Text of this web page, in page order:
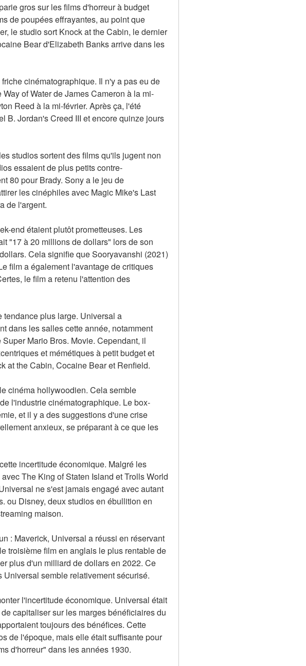
gros sur les films d'horreur à budget
de poupées effrayantes, au point que
le studio sort Knock at the Cabin, le dernier
Bear d'Elizabeth Banks arrive dans les
cinématographique. Il n'y a pas eu de
of Water de James Cameron à la mi-
Reed à la mi-février. Après ça, l'été
B. Jordan's Creed III et encore quinze jours
studios sortent des films qu'ils jugent non
essaient de plus petits contre-
80 pour Brady. Sony a le jeu de
les cinéphiles avec Magic Mike's Last
de l'argent.
end étaient plutôt prometteuses. Les
"17 à 20 millions de dollars" lors de son
Cela signifie que Sooryavanshi (2021)
film a également l'avantage de critiques
le film a retenu l'attention des
plus large. Universal a
dans les salles cette année, notamment
Mario Bros. Movie. Cependant, il
et mémétiques à petit budget et
at the Cabin, Cocaine Bear et Renfield.
cinéma hollywoodien. Cela semble
l'industrie cinématographique. Le box-
et il y a des suggestions d'une crise
anxieux, se préparant à ce que les
incertitude économique. Malgré les
The King of Staten Island et Trolls World
ne s'est jamais engagé avec autant
ou Disney, deux studios en ébullition en
maison.
: Maverick, Universal a réussi en réservant
troisième film en anglais le plus rentable de
plus d'un milliard de dollars en 2022. Ce
semble relativement sécurisé.
l'incertitude économique. Universal était
capitaliser sur les marges bénéficiaires du
toujours des bénéfices. Cette
de l'époque, mais elle était suffisante pour
d'horreur" dans les années 1930.